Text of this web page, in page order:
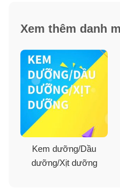
lỏng trên da để cung cấp
bóng nhờn đó đi và bạn
mong đợi với Total
quả vớilớp nền nhẹ như
Đồng thời với chỉ số
hương liệu
sản phẩm này
hóa và bảo vệ da trước tác
an toàn cho cả những
Xem thêm danh
Kem dưỡng/Dầu
dưỡng/Xịt dưỡng